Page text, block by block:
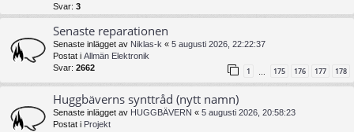
Svar: 3
Senaste reparationen
Senaste inlägget av Niklas-k « 5 augusti 2026, 22:22:37
Postat i Allmän Elektronik
Svar: 2662 1 … 175 176 177 178
Huggbäverns synttråd (nytt namn)
Senaste inlägget av HUGGBÄVERN « 5 augusti 2026, 20:58:23
Postat i Projekt